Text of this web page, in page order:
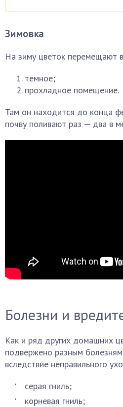
Зимовка
На зиму цветок перемещают
темное;
прохладное помещение.
Там он находится до конца
почву поливают раз — два в
Болезни и
Как и ряд других домашних
подвержено разным
вследствие неправильного
серая гниль;
корневая гниль;